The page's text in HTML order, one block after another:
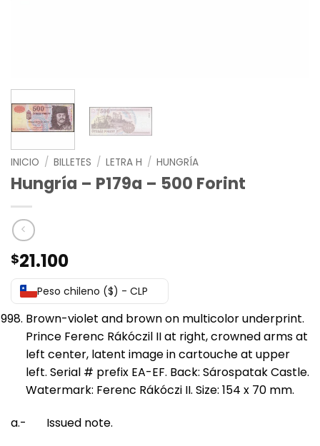
INICIO / BILLETES / LETRA H / HUNGRÍA
Hungría – P179a – 500 Forint
$21.100
Peso chileno ($) - CLP
Brown-violet and brown on multicolor underprint.
Prince Ferenc Rákóczil II at right, crowned arms at
left center, latent image in cartouche at upper
left. Serial # prefix EA-EF. Back: Sárospatak Castle.
Watermark: Ferenc Rákóczi II. Size: 154 x 70 mm.
a.- Issued note.